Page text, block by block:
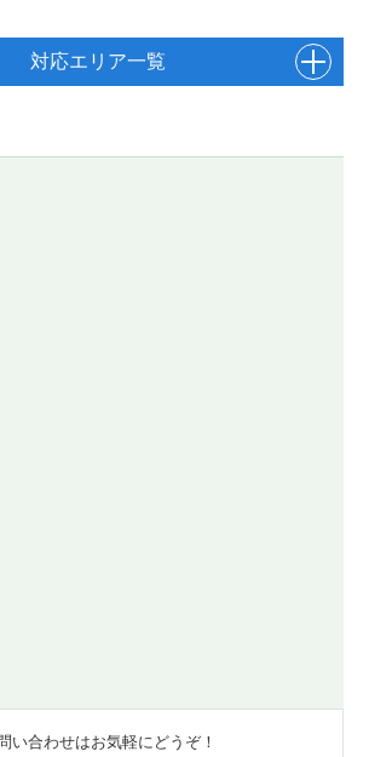
対応エリア一覧
い合わせはお気軽にどうぞ！